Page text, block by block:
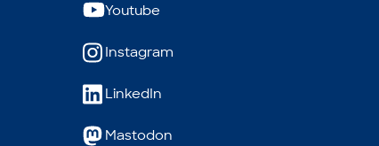
Youtube
Instagram
LinkedIn
Mastodon